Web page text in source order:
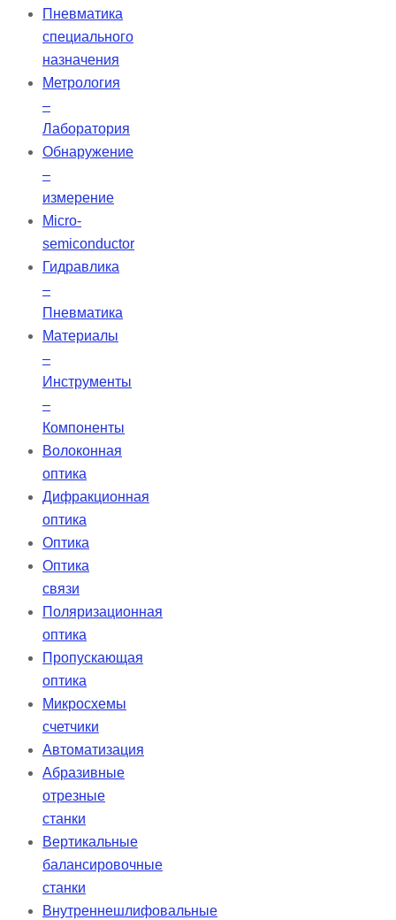
Пневматика
специального
назначения
Метрология
–
Лаборатория
Обнаружение
–
измерение
Micro-
semiconductor
Гидравлика
–
Пневматика
Материалы
–
Инструменты
–
Компоненты
Волоконная
оптика
Дифракционная
оптика
Оптика
Оптика
связи
Поляризационная
оптика
Пропускающая
оптика
Микросхемы
счетчики
Автоматизация
Абразивные
отрезные
станки
Вертикальные
балансировочные
станки
Внутреннешлифовальные